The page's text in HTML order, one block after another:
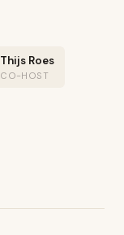
Thijs Roes
CO-HOST